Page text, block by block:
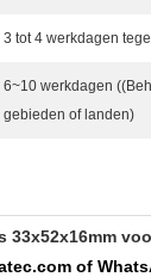
3 tot 4 werkdagen
6~10 werkdagen
gebieden of landen)
of